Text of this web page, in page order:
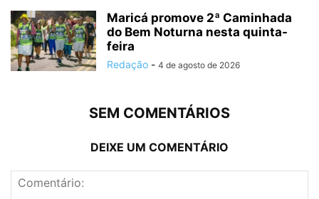
Maricá promove 2ª Caminhada
do Bem Noturna nesta quinta-
feira
Redação - 4 de agosto de 2026
SEM COMENTÁRIOS
DEIXE UM COMENTÁRIO